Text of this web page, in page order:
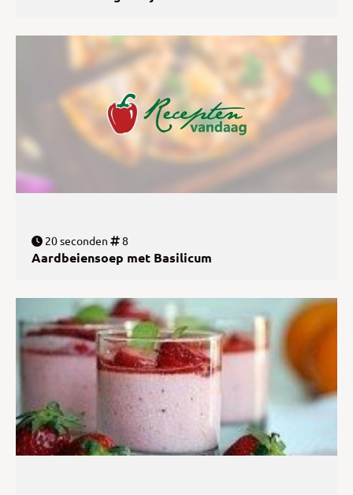
20 seconden 8
Aardbeiensoep met Basilicum